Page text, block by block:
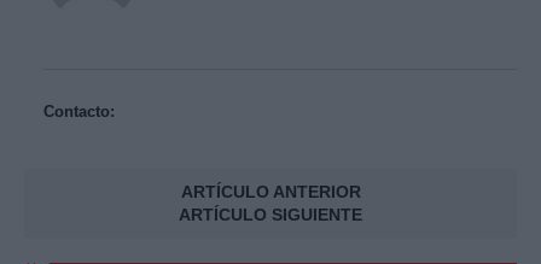
Contacto:
ARTÍCULO ANTERIOR
ARTÍCULO SIGUIENTE